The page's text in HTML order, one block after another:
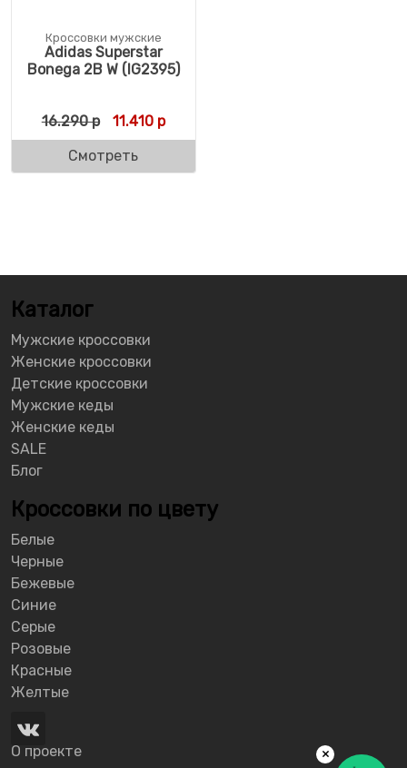
Кроссовки мужские
Adidas Superstar
Bonega 2B W (IG2395)
16.290р Первоначальная цена составляла 16.290
11.410рТекущая цена: 11.410 р.
Смотреть
Каталог
Мужские кроссовки
Женские кроссовки
Детские кроссовки
Мужские кеды
Женские кеды
SALE
Блог
Кроссовки по цвету
Белые
Черные
Бежевые
Синие
Серые
Розовые
Красные
Желтые
О проекте ×